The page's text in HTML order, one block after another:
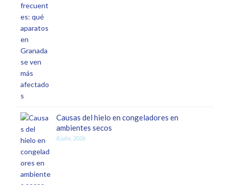
Causas del hielo en congeladores en
ambientes secos
8 julio, 2026